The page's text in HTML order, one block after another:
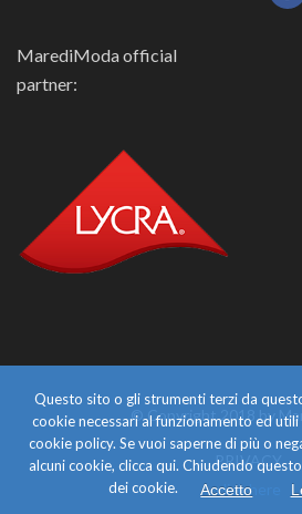
MarediModa official
partner:
© Copyright 2018 by
PRIVACY
click here
Questo sito o gli strumenti terzi da
cookie necessari al funzionamento ed
cookie policy. Se vuoi saperne di più o
alcuni cookie, clicca qui. Chiudendo
dei cookie.
Accetto